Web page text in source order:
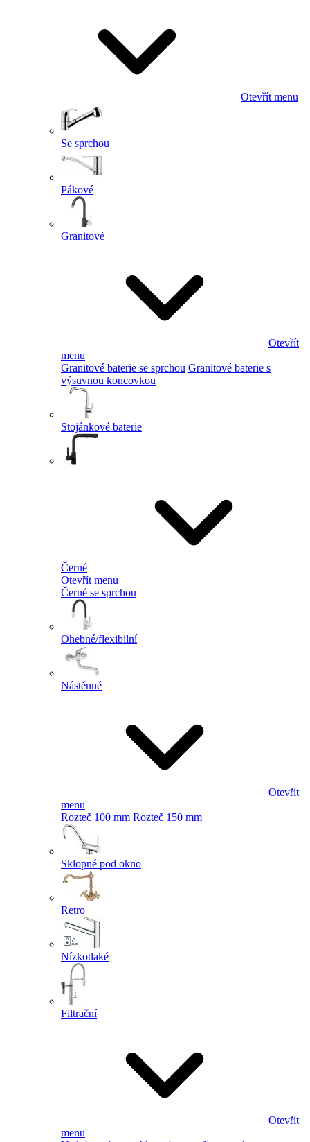
Otevřít menu
Se sprchou
Pákové
Granitové
Otevřít
menu
Granitové baterie se sprchou Granitové baterie s
výsuvnou koncovkou
Stojánkové baterie
Černé
Otevřít menu
Černé se sprchou
Ohebné/flexibilní
Nástěnné
Otevřít
menu
Rozteč 100 mm Rozteč 150 mm
Sklopné pod okno
Retro
Nízkotlaké
Filtrační
Otevřít
menu